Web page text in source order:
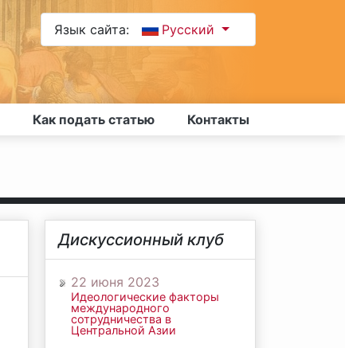
Язык сайта: Русский
Как подать статью Контакты
Дискуссионный клуб
22 июня 2023
Идеологические факторы
международного
сотрудничества в
Центральной Азии